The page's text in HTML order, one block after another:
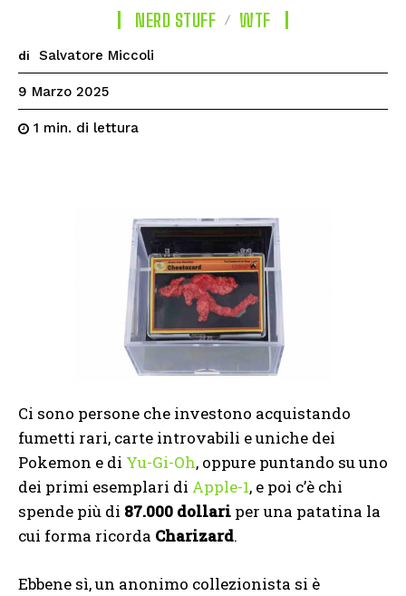
NERD STUFF WTF
di Salvatore Miccoli
9 Marzo 2025
1 min. di lettura
Ci sono persone che investono acquistando
fumetti rari, carte introvabili e uniche dei
Pokemon e di Yu-Gi-Oh, oppure puntando su uno
dei primi esemplari di Apple-1, e poi c’è chi
spende più di 87.000 dollari per una patatina la
cui forma ricorda Charizard.
Ebbene sì, un anonimo collezionista si è